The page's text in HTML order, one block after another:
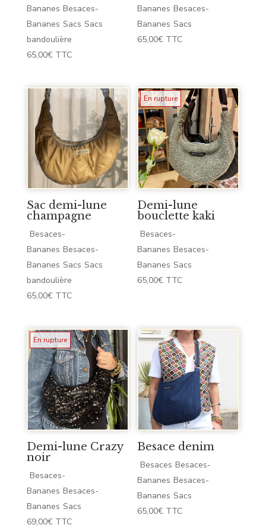
Bananes Besaces-
Bananes Sacs Sacs
bandoulière
65,00€ TTC
Bananes Besaces-
Bananes Sacs
65,00€ TTC
Sac demi-lune
champagne
Besaces-
Bananes Besaces-
Bananes Sacs Sacs
bandoulière
65,00€ TTC
En rupture
Demi-lune
bouclette kaki
Besaces-
Bananes Besaces-
Bananes Sacs
65,00€ TTC
En rupture
Demi-lune Crazy
noir
Besaces-
Bananes Besaces-
Bananes Sacs
69,00€ TTC
Besace denim
Besaces Besaces-
Bananes Besaces-
Bananes Sacs
65,00€ TTC